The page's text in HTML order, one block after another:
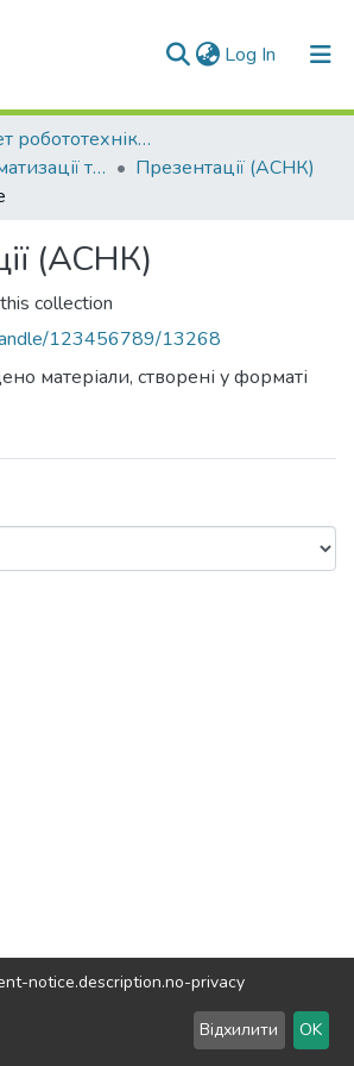
Log In (current)
Факультет робототехніки та приладобудування (ФРП)
Кафедра автоматизації та систем неруйнівного контролю (АСНК)
Презентації (АСНК)
(АСНК)
collection
123456789/13268
матеріали, створені у форматі
copyright © 2002-2026LYRASIS
Send Feedback
notice.description.no-privacy
Відхилити OK